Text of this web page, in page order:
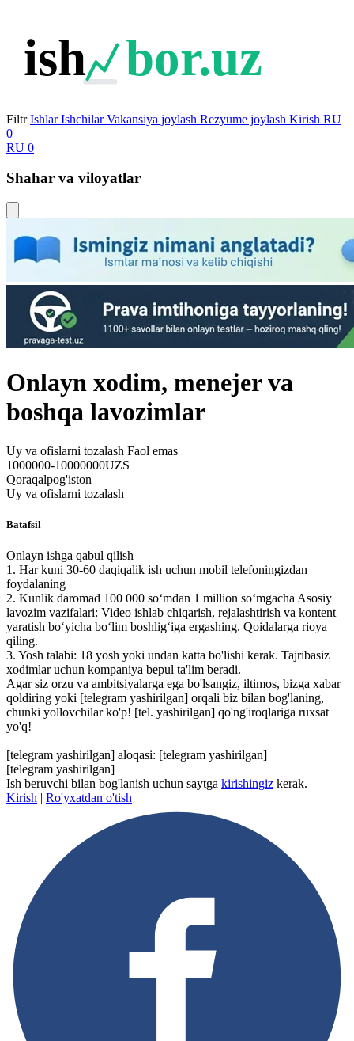
ish bor.uz
Filtr Ishlar Ishchilar Vakansiya joylash Rezyume joylash Kirish RU
0
RU 0
Shahar va viloyatlar
Onlayn xodim, menejer va
boshqa lavozimlar
Uy va ofislarni tozalash Faol emas
1000000-10000000UZS
Qoraqalpog'iston
Uy va ofislarni tozalash
Batafsil
Onlayn ishga qabul qilish
1. Har kuni 30-60 daqiqalik ish uchun mobil telefoningizdan
foydalaning
2. Kunlik daromad 100 000 so‘mdan 1 million so‘mgacha Asosiy
lavozim vazifalari: Video ishlab chiqarish, rejalashtirish va kontent
yaratish bo‘yicha bo‘lim boshlig‘iga ergashing. Qoidalarga rioya
qiling.
3. Yosh talabi: 18 yosh yoki undan katta bo'lishi kerak. Tajribasiz
xodimlar uchun kompaniya bepul ta'lim beradi.
Agar siz orzu va ambitsiyalarga ega bo'lsangiz, iltimos, bizga xabar
qoldiring yoki [telegram yashirilgan] orqali biz bilan bog'laning,
chunki yollovchilar ko'p! [tel. yashirilgan] qo'ng'iroqlariga ruxsat
yo'q!
[telegram yashirilgan] aloqasi: [telegram yashirilgan]
[telegram yashirilgan]
Ish beruvchi bilan bog'lanish uchun saytga kirishingiz kerak.
Kirish | Ro'yxatdan o'tish